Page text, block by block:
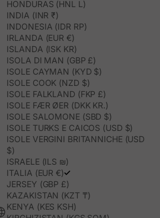
HONDURAS (HNL L)
INDIA (INR ₹)
INDONESIA (IDR RP)
IRLANDA (EUR €)
ISLANDA (ISK KR)
ISOLA DI MAN (GBP £)
ISOLE CAYMAN (KYD $)
ISOLE COOK (NZD $)
ISOLE FALKLAND (FKP £)
ISOLE FÆR ØER (DKK KR.)
ISOLE SALOMONE (SBD $)
ISOLE TURKS E CAICOS (USD $)
ISOLE VERGINI BRITANNICHE (USD
$)
ISRAELE (ILS ₪)
ITALIA (EUR €)
JERSEY (GBP £)
KAZAKISTAN (KZT ₸)
KENYA (KES KSH)